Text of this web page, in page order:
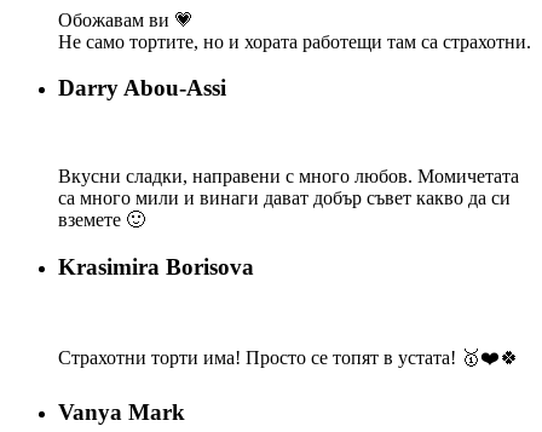
Обожавам ви 💗
Не само тортите, но и хората работещи там са страхотни.
Darry Abou-Assi
Вкусни сладки, направени с много любов. Момичетата
са много мили и винаги дават добър съвет какво да си
вземете 🙂
Krasimira Borisova
Страхотни торти има! Просто се топят в устата! 🥇❤️🍀
Vanya Mark